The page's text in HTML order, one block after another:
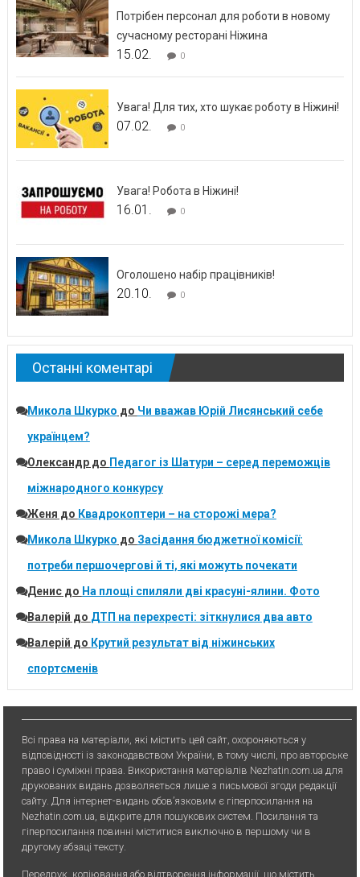
Потрібен персонал для роботи в новому
сучасному ресторані Ніжина
15.02. 0
Увага! Для тих, хто шукає роботу в Ніжині!
07.02. 0
Увага! Робота в Ніжині!
16.01. 0
Оголошено набір працівників!
20.10. 0
Останні коментарі
Микола Шкурко до Чи вважав Юрій Лисянський себе
українцем?
Олександрдо Педагог із Шатури – серед переможців
міжнародного конкурсу
Женя до Квадрокоптери – на сторожі мера?
Микола Шкурко до Засідання бюджетної комісії:
потреби першочергові й ті, які можуть почекати
Денисдо На площі спиляли дві красуні-ялини. Фото
Валерій до ДТП на перехресті: зіткнулися два авто
Валерій до Крутий результат від ніжинських
спортсменів
Всі права на матеріали, які містить цей сайт, охороняються у
відповідності із законодавством України, в тому числі, про авторське
право і суміжні права. Використання матерiалiв Nezhatin.com.ua для
друкованих видань дозволяється лише з письмової згоди редакції
сайту. Для iнтернет-видань обов’язковим є гiперпосилання на
Nezhatin.com.ua, відкрите для пошукових систем. Посилання та
гіперпосилання повинні міститися виключно в першому чи в
другому абзаці тексту.
Передрук, копiювання або вiдтворення iнформацiї, що мiстить